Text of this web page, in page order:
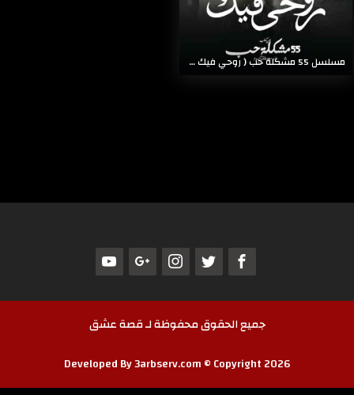
مسلسل 55 مشكلة حب ( روحي فيك ) 2023
جميع الحقوق محفوظة لـ قصة عشق
Developed By 3arbserv.com © Copyright 2026